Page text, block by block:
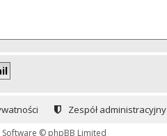
Zespół administracyjny
© phpBB Limited